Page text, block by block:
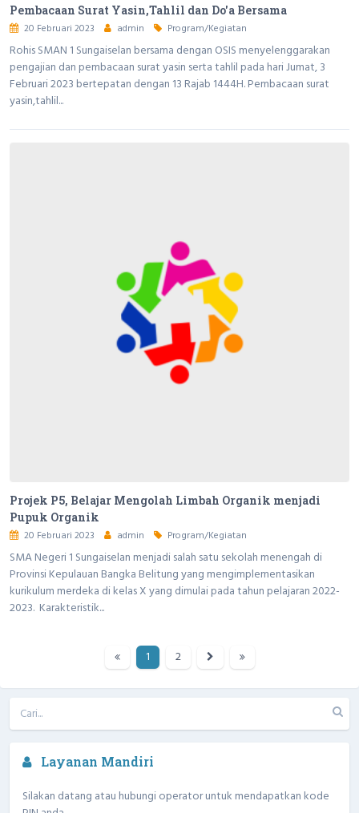
Pembacaan Surat Yasin,Tahlil dan Do'a Bersama
20 Februari 2023 admin Program/Kegiatan
Rohis SMAN 1 Sungaiselan bersama dengan OSIS menyelenggarakan
pengajian dan pembacaan surat yasin serta tahlil pada hari Jumat, 3
Februari 2023 bertepatan dengan 13 Rajab 1444H. Pembacaan surat
yasin,tahlil...
Projek P5, Belajar Mengolah Limbah Organik menjadi
Pupuk Organik
20 Februari 2023 admin Program/Kegiatan
SMA Negeri 1 Sungaiselan menjadi salah satu sekolah menengah di
Provinsi Kepulauan Bangka Belitung yang mengimplementasikan
kurikulum merdeka di kelas X yang dimulai pada tahun pelajaran 2022-
2023. Karakteristik...
1 2
Layanan Mandiri
Silakan datang atau hubungi operator untuk mendapatkan kode